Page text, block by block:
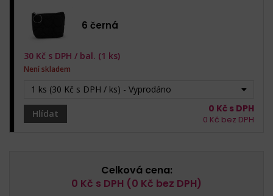
6 černá
1 ks (30 Kč s DPH / ks) - Vyprodáno
Hlídat
30 Kč s DPH / bal. (1 ks)
Není skladem
0 Kč s DPH
0 Kč bez DPH
Celková cena:
0 Kč s DPH (0 Kč bez DPH)